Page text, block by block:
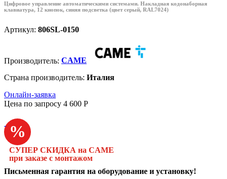
Цифровое управление автоматическими системами. Накладная кодонаборная
клавиатура, 12 кнопок, синяя подсветка (цвет серый, RAL7024)
Артикул: 806SL-0150
Производитель: CAME
Страна производитель: Италия
Онлайн-заявка
Цена по запросу 4 600 P
%
СУПЕР СКИДКА на CAME
при заказе с монтажом
Письменная гарантия на оборудование и установку!